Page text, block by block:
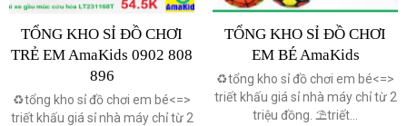
TỔNG KHO SỈ ĐỒ CHƠI
TRẺ EM AmaKids 0902 808
896
♻️tổng kho sỉ đồ chơi em bé<=>
triết khấu giá sỉ nhà máy chỉ từ 2
TỔNG KHO SỈ ĐỒ CHƠI
EM BÉ AmaKids
♻️tổng kho sỉ đồ chơi em bé<=>
triết khấu giá sỉ nhà máy chỉ từ 2
triệu đồng. ⛱triết...